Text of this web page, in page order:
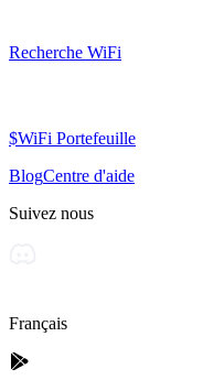
Recherche WiFi
$WiFi Portefeuille
BlogCentre d'aide
Suivez nous
Français